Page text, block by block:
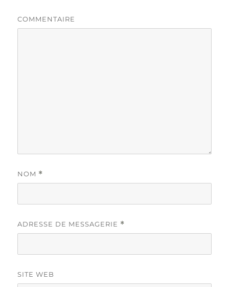
COMMENTAIRE
NOM *
ADRESSE DE MESSAGERIE *
SITE WEB